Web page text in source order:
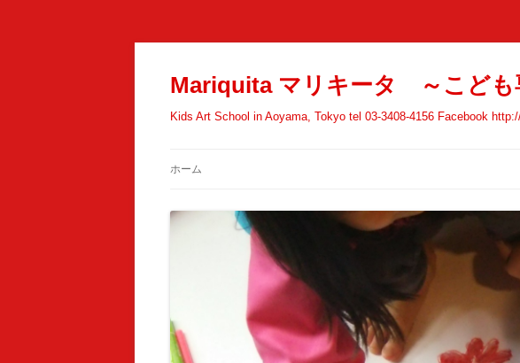
Mariquita マリキータ ～こども
Kids Art School in Aoyama, Tokyo tel 03-3408-4156 Facebook
ホーム